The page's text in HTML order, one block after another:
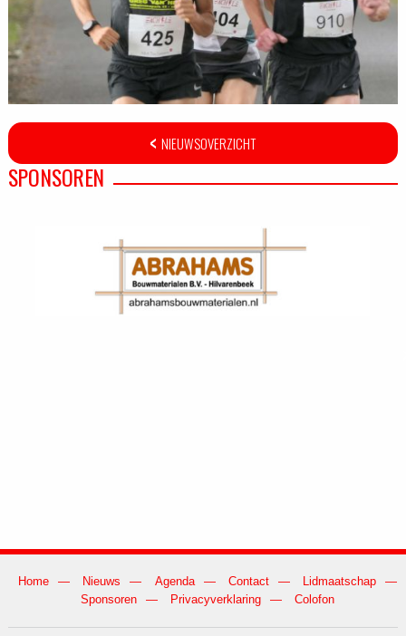
NIEUWSOVERZICHT
SPONSOREN
Home Nieuws Agenda Contact
Lidmaatschap
Sponsoren
Privacyverklaring Colofon